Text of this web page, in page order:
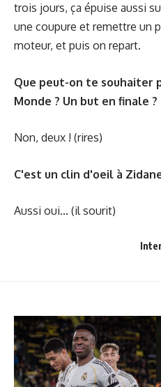
trois jours, ça épuise aussi
une coupure et remettre un
moteur, et puis on repart.
Que peut-on te souhaiter
Monde ? Un but en finale ?
Non, deux ! (rires)
C'est un clin d'oeil à
Aussi oui... (il sourit)